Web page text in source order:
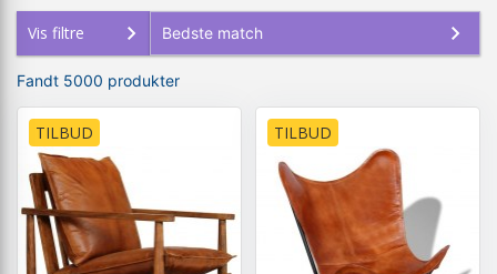
Vis filtre
Fandt 5000 produkter
TILBUD TILBUD